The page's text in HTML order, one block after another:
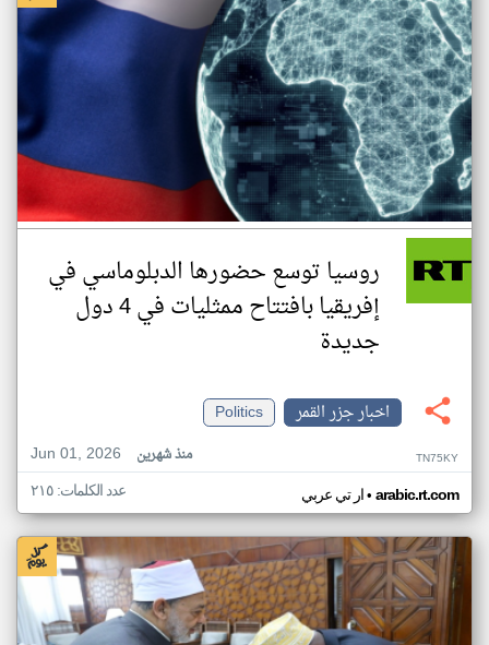
روسيا توسع حضورها الدبلوماسي في
إفريقيا بافتتاح ممثليات في 4 دول
جديدة
اخبار جزر القمر
Politics
Jun 01, 2026
منذ شهرين TN75KY
ار تي عربي• arabic.rt.com عدد الكلمات: ٢١٥